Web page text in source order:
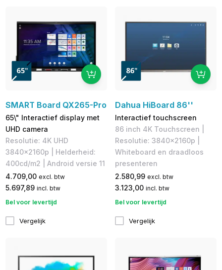
SMART Board QX265-Pro
65\" Interactief display met
UHD camera
Resolutie: 4K UHD
3840x2160p | Helderheid:
400cd/m2 | Android versie 11
4.709,00 excl. btw
5.697,89 incl. btw
Bel voor levertijd
Vergelijk
Dahua HiBoard 86''
Interactief touchscreen
86 inch 4K Touchscreen |
Resolutie: 3840x2160p |
Whiteboard en draadloos
presenteren
2.580,99 excl. btw
3.123,00 incl. btw
Bel voor levertijd
Vergelijk